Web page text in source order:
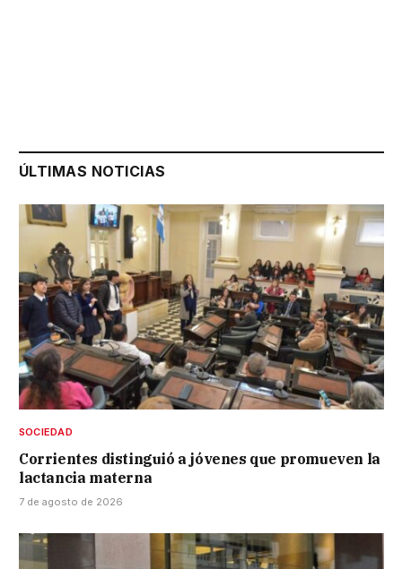
ÚLTIMAS NOTICIAS
SOCIEDAD
Corrientes distinguió a jóvenes que promueven la
lactancia materna
7 de agosto de 2026